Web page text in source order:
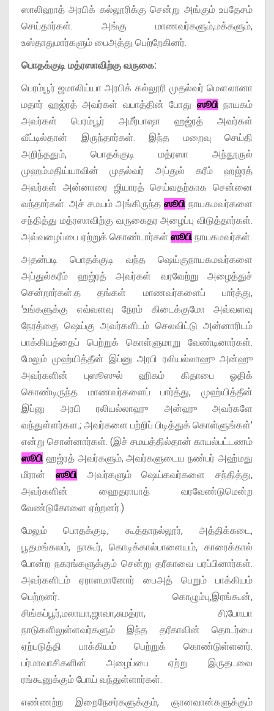
ஸாலிஹாத் அரபிக் கல்லூரிக்கு சென்று அங்கும் உபதேசம்
செய்தார்கள். அங்கு மாணவர்களும்,மக்களும்,
உஸ்தாதுமார்களும் பைஅத்து பெற்றேகினர்.
பொதக்குடி மத்ரஸாவிற்கு வருகை:
பெரம்பூர் ஜமாலிய்யா அரபிக் கல்லூரி முதல்வர் மௌலானா
மதார் ஹஜ்ரத் அவர்கள் வபாத்தின் போது ஸூபிநாயகம்
அவர்கள் பெரம்பூர் அமீர்பாஷா ஹஜ்ரத் அவர்கள்
வீட்டில்தான் இருந்தார்கள். இந்த மறைவு செய்தி
அறிந்ததும், பொதக்குடி மத்ரஸா அந்நூருல்
முஹம்மதிய்யாவின் முதல்வர் அப்துல் கரீம் ஹஜ்ரத்
அவர்கள் அன்னாரை ஜியாரத் செய்வதற்காக சென்னை
வந்தார்கள். அச் சமயம் அங்கிருந்த ஸூபி நாயகமவர்களை
சந்தித்து மத்ரஸாவிற்கு வருகைதர அழைப்பு விடுத்தார்கள்.
அவ்வழைப்பை ஏற்றுக் கொண்டார்கள் ஸூபி நாயகமவர்கள்.
அதன்படி பொதக்குடி வந்த ஷெய்குநாயகமவர்களை
அப்துல்கரீம் ஹஜ்ரத் அவர்கள் வரவேற்று அழைத்துச்
சென்றார்கள்.த தங்கள் மாணவர்களைப் பார்த்து,
'உங்களுக்கு எவ்வளவு நேரம் கிடைக்குமோ அவ்வளவு
நேரத்தை ஷெய்கு அவர்களிடம் செலவிட்டு அன்னாரிடம்
பாக்கியத்தைப் பெற்றுக் கொள்ளுமாறு வேண்டினார்கள்.
மேலும் முஹ்யித்தீன் இப்னு அரபி ரலியல்லாஹு அன்ஹு
அவர்களின் புஸூஸுல் ஹிகம் கிதாபை ஓதிக்
கொண்டிருந்த மாணவர்களைப் பார்த்து, முஹ்யித்தீன்
இப்னு அரபி ரலியல்லாஹு அன்ஹு அவர்களே
வந்துள்ளர்கள.; அவர்களை பற்றிப் பிடித்துக் கொள்ளுங்கள்'
என்று சொன்னார்கள். (இச் சமயத்தில்தான் காயல்பட்டணம்
ஸூபி ஹஜ்ரத் அவர்களும், அவர்களுடைய நண்பர் அஹ்மது
மீரான் ஸூபிஅவர்களும் ஷெய்கவர்களை சந்தித்து,
அவர்களின் ஹைதராபாத் வரவேண்டுமென்ற
வேண்டுகோளை ஏற்றனர்.)
மேலும் பொதக்குடி, கூத்தாநல்லூர், அத்திக்கடை,
பூதமங்கலம், நாகூர், கொடிக்கால்பாளையம், காரைக்கால்
போன்ற நகரங்களுக்கும் சென்று தரீகாவை பரப்பினார்கள்.
அவர்களிடம் ஏராளமானோர் பைஅத் பெறும் பாக்கியம்
பெற்றனர். கொழும்பு,இரங்கூன்,
சிங்கப்பூர்,மலாயா,ஜாவா,சுமத்ரா, சி;போயா
நாடுகளிலுள்ளவர்களும் இந்த தரீகாவின் தொடர்பை
ஏற்படுத்தி பாக்கியம் பெற்றுக் கொண்டுள்ளனர்.
பர்மாவாசிகளின் அழைப்பை ஏற்று இருதடவை
ரங்கூனுக்கும் போய் வந்துள்ளார்கள்.
எண்ணற்ற இறைநேசர்களுக்கும், ஞானவான்களுக்கும்